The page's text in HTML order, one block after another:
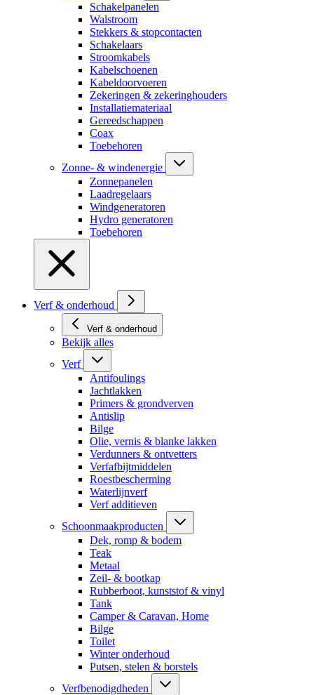
Schakelpanelen
Walstroom
Stekkers & stopcontacten
Schakelaars
Stroomkabels
Kabelschoenen
Kabeldoorvoeren
Zekeringen & zekeringhouders
Installatiemateriaal
Gereedschappen
Coax
Toebehoren
Zonne- & windenergie
Zonnepanelen
Laadregelaars
Windgeneratoren
Hydro generatoren
Toebehoren
Verf & onderhoud
Verf & onderhoud
Bekijk alles
Verf
Antifoulings
Jachtlakken
Primers & grondverven
Antislip
Bilge
Olie, vernis & blanke lakken
Verdunners & ontvetters
Verfafbijtmiddelen
Roestbescherming
Waterlijnverf
Verf additieven
Schoonmaakproducten
Dek, romp & bodem
Teak
Metaal
Zeil- & bootkap
Rubberboot, kunststof & vinyl
Tank
Camper & Caravan, Home
Bilge
Toilet
Winter onderhoud
Putsen, stelen & borstels
Verfbenodigdheden